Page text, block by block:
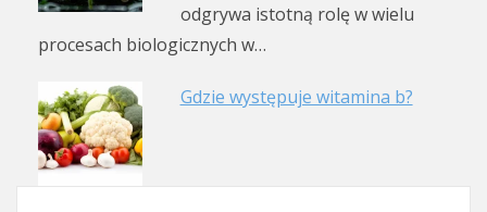
odgrywa istotną rolę w wielu
procesach biologicznych w…
Gdzie występuje witamina b?